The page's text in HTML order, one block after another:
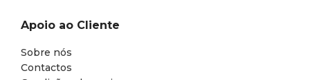
Apoio ao Cliente
Sobre nós
Contactos